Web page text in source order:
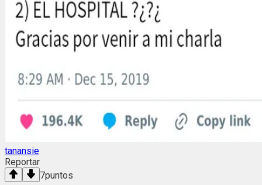
tanansie
Reportar
7puntos